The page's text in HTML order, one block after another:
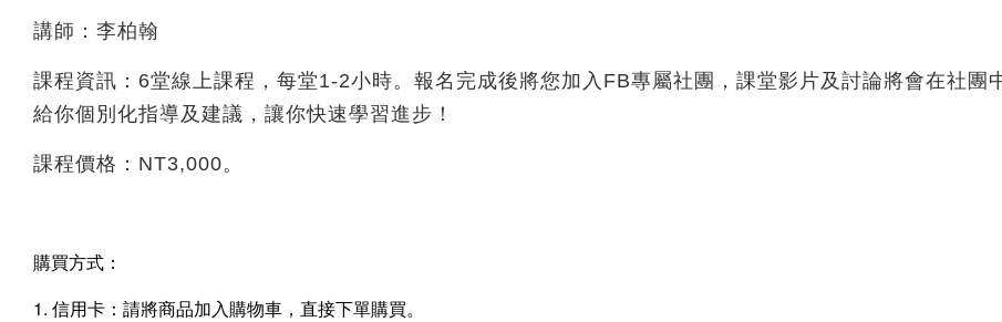
講師：李柏翰
課程資訊：6堂線上課程，每堂1-2小時。報名完成後將您加入FB專屬社團，課堂影片及討論將會在社團
給你個別化指導及建議，讓你快速學習進步！
課程價格：NT3,000。
購買方式：
1. 信用卡：請將商品加入購物車，直接下單購買。